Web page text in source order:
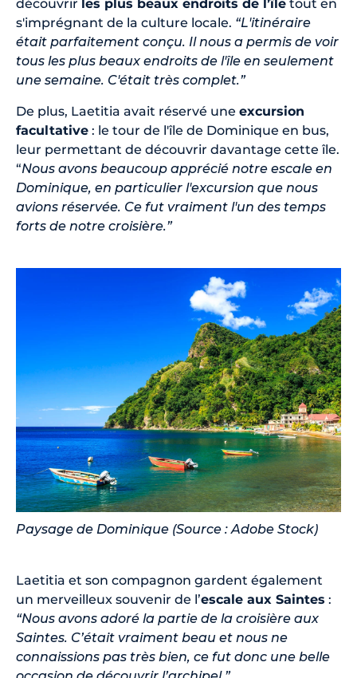
découvrir les plus beaux endroits de l’île tout en
s'imprégnant de la culture locale. “L'itinéraire
était parfaitement conçu. Il nous a permis de voir
tous les plus beaux endroits de l'île en seulement
une semaine. C'était très complet.”
De plus, Laetitia avait réservé une excursion
facultative : le tour de l'île de Dominique en bus,
leur permettant de découvrir davantage cette île.
“Nous avons beaucoup apprécié notre escale en
Dominique, en particulier l'excursion que nous
avions réservée. Ce fut vraiment l'un des temps
forts de notre croisière.”
Paysage de Dominique (Source : Adobe Stock)
Laetitia et son compagnon gardent également
un merveilleux souvenir de l’escale aux Saintes :
“Nous avons adoré la partie de la croisière aux
Saintes. C’était vraiment beau et nous ne
connaissions pas très bien, ce fut donc une belle